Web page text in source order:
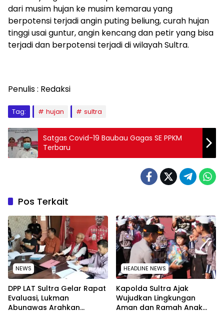
dari musim hujan ke musim kemarau yang
berpotensi terjadi angin puting beliung, curah hujan
tinggi usai guntur, angin kencang dan petir yang bisa
terjadi dan berpotensi terjadi di wilayah Sultra.
Penulis : Redaksi
Tag: hujan sultra
Satgas Covid-19 Baubau Gagas SE PPKM
Terbaru
Pos Terkait
NEWS
‎DPP LAT Sultra Gelar Rapat
Evaluasi, Lukman
Abunawas Arahkan
HEADLINE NEWS
Kapolda Sultra Ajak
Wujudkan Lingkungan
Aman dan Ramah Anak